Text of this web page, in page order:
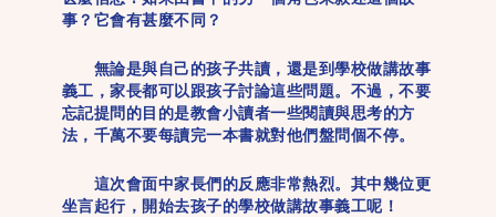
事？它會有甚麼不同？
無論是與自己的孩子共讀，還是到學校做講故事
義工，家長都可以跟孩子討論這些問題。不過，不要
忘記提問的目的是教會小讀者一些閱讀與思考的方
法，千萬不要每讀完一本書就對他們盤問個不停。
這次會面中家長們的反應非常熱烈。其中幾位更
坐言起行，開始去孩子的學校做講故事義工呢！